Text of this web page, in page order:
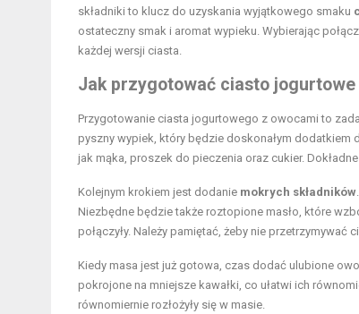
składniki to klucz do uzyskania wyjątkowego smaku
ostateczny smak i aromat wypieku. Wybierając
każdej wersji ciasta.
Jak przygotować ciasto
Przygotowanie ciasta jogurtowego z owocami to
pyszny wypiek, który będzie doskonałym dodatkiem
jak mąka, proszek do pieczenia oraz cukier.
Kolejnym krokiem jest dodanie mokrych składników
Niezbędne będzie także roztopione masło, które
połączyły. Należy pamiętać, żeby nie
Kiedy masa jest już gotowa, czas dodać ulubione
pokrojone na mniejsze kawałki, co ułatwi ich
równomiernie rozłożyły się w masie.